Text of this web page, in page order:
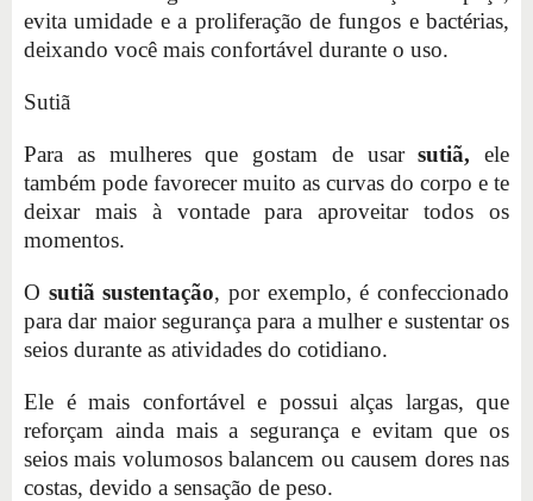
evita umidade e a proliferação de fungos e bactérias,
deixando você mais confortável durante o uso.
Sutiã
Para as mulheres que gostam de usarsutiã, ele
também pode favorecer muito as curvas do corpo e te
deixar mais à vontade para aproveitar todos os
momentos.
O sutiã sustentação, por exemplo, é confeccionado
para dar maior segurança para a mulher e sustentar os
seios durante as atividades do cotidiano.
Ele é mais confortável e possui alças largas, que
reforçam ainda mais a segurança e evitam que os
seios mais volumosos balancem ou causem dores nas
costas, devido a sensação de peso.